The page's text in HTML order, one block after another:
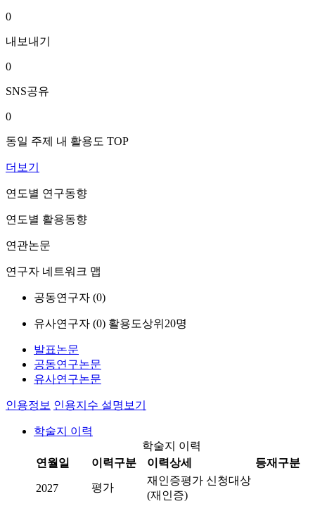
0
내보내기
0
SNS공유
0
동일 주제 내 활용도 TOP
더보기
연도별 연구동향
연도별 활용동향
연관논문
연구자 네트워크 맵
공동연구자 (0)
유사연구자 (0) 활용도상위20명
발표논문
공동연구논문
유사연구논문
인용정보 인용지수 설명보기
학술지 이력
학술지 이력
연월일
이력구분 이력상세 등재구분
2027 평가
재인증평가 신청대상
(재인증)